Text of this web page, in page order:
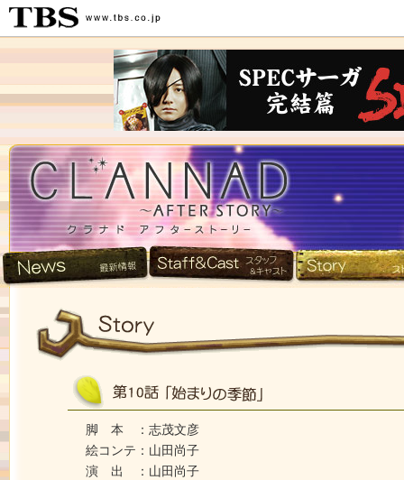
脚 本 ：志茂文彦
絵コンテ：山田尚子
演 出 ：山田尚子